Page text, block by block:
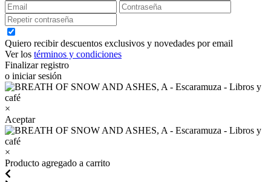
Quiero recibir descuentos exclusivos y novedades por email
Ver los términos y condiciones
Finalizar registro
o iniciar sesión
×
Aceptar
×
Producto agregado a carrito